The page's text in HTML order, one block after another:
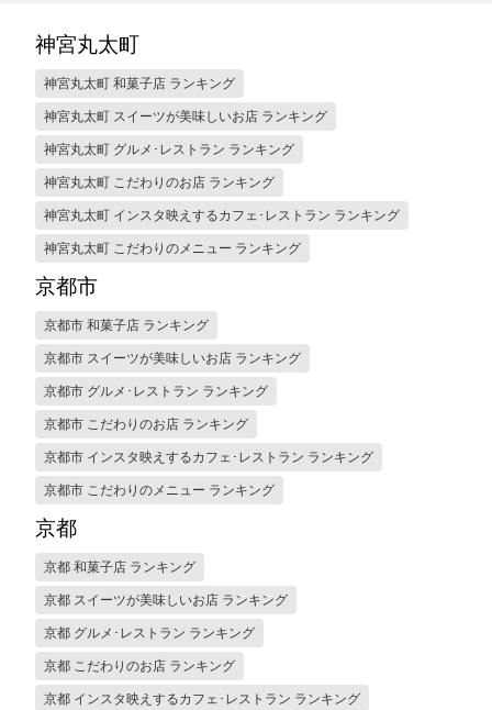
神宮丸太町
神宮丸太町 和菓子店 ランキング
神宮丸太町 スイーツが美味しいお店 ランキング
神宮丸太町 グルメ･レストラン ランキング
神宮丸太町 こだわりのお店 ランキング
神宮丸太町 インスタ映えするカフェ･レストラン ランキング
神宮丸太町 こだわりのメニュー ランキング
京都市
京都市 和菓子店 ランキング
京都市 スイーツが美味しいお店 ランキング
京都市 グルメ･レストラン ランキング
京都市 こだわりのお店 ランキング
京都市 インスタ映えするカフェ･レストラン ランキング
京都市 こだわりのメニュー ランキング
京都
京都 和菓子店 ランキング
京都 スイーツが美味しいお店 ランキング
京都 グルメ･レストラン ランキング
京都 こだわりのお店 ランキング
京都 インスタ映えするカフェ･レストラン ランキング